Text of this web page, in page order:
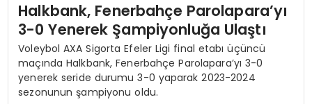
Halkbank, Fenerbahçe Parolapara’yı
3-0 Yenerek Şampiyonluğa Ulaştı
Voleybol AXA Sigorta Efeler Ligi final etabı üçüncü
maçında Halkbank, Fenerbahçe Parolapara’yı 3-0
yenerek seride durumu 3-0 yaparak 2023-2024
sezonunun şampiyonu oldu.